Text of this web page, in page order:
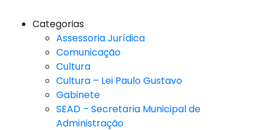
Categorias
Assessoria Jurídica
Comunicação
Cultura
Cultura – Lei Paulo Gustavo
Gabinete
SEAD – Secretaria Municipal de
Administração